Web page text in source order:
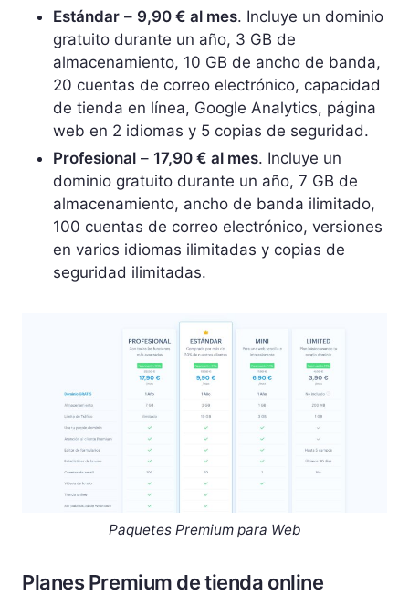
Estándar – 9,90 € al mes. Incluye un dominio
gratuito durante un año, 3 GB de
almacenamiento, 10 GB de ancho de banda,
20 cuentas de correo electrónico, capacidad
de tienda en línea, Google Analytics, página
web en 2 idiomas y 5 copias de seguridad.
Profesional – 17,90 € al mes. Incluye un
dominio gratuito durante un año, 7 GB de
almacenamiento, ancho de banda ilimitado,
100 cuentas de correo electrónico, versiones
en varios idiomas ilimitadas y copias de
seguridad ilimitadas.
Paquetes Premium para Web
Planes Premium de tienda online